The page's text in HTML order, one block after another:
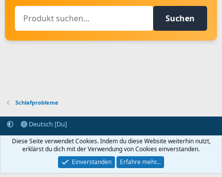
Suchen
Schlafprobleme
Deutsch [Du]
Kontakt aufnehmen
Bedingungen und Regeln
Datenschutz
Startseite
R
S
Community platform by XenForo® © 2010-2024 XenForo Ltd.
Diese Seite verwendet Cookies. Indem du diese Website weiterhin nutzt,
erklärst du dich mit der Verwendung von Cookies einverstanden.
Einverstanden
Erfahre mehr…